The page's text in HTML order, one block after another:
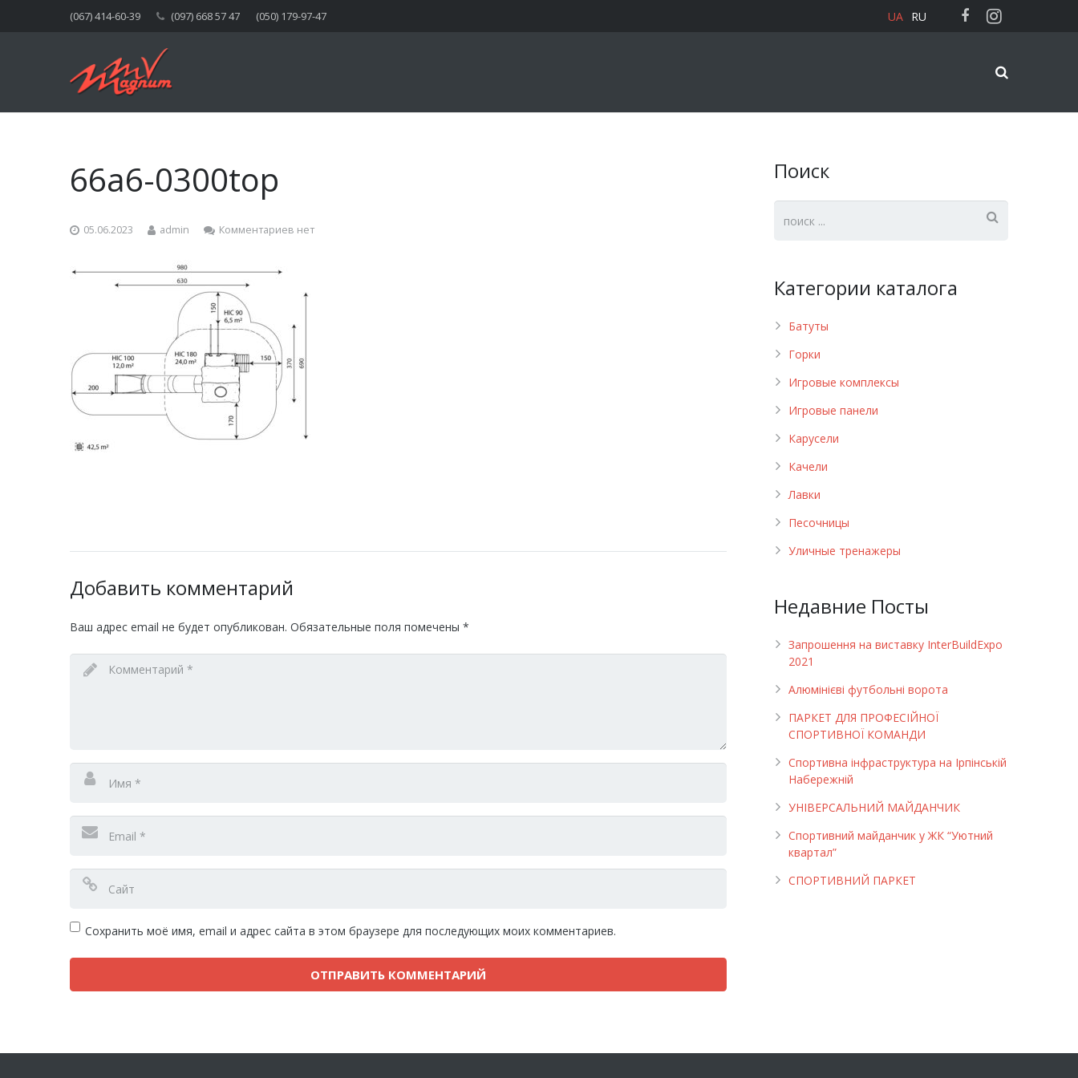
(067) 414-60-39 (097) 668 57 47 (050) 179-97-47 UA RU
66a6-0300top
05.06.2023 admin Комментариев нет
Добавить комментарий
Ваш адрес email не будет опубликован. Обязательные поля помечены *
Сохранить моё имя, email и адрес сайта в этом браузере для последующих моих комментариев.
Поиск
Категории каталога
Батуты
Горки
Игровые комплексы
Игровые панели
Карусели
Качели
Лавки
Песочницы
Уличные тренажеры
Недавние Посты
Запрошення на виставку InterBuildExpo
2021
Алюмінієві футбольні ворота
ПАРКЕТ ДЛЯ ПРОФЕСІЙНОЇ
СПОРТИВНОЇ КОМАНДИ
Спортивна інфраструктура на Ірпінській
Набережній
УНІВЕРСАЛЬНИЙ МАЙДАНЧИК
Cпортивний майданчик у ЖК “Уютний
квартал”
СПОРТИВНИЙ ПАРКЕТ